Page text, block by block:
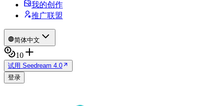
我的创作
推广联盟
简体中文
10
试用 Seedream 4.0
登录